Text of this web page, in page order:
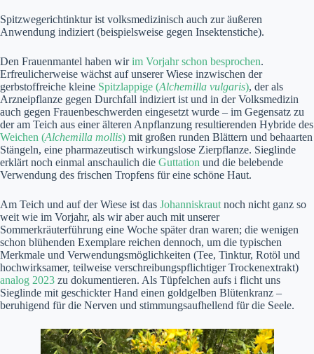
Spitzwegerichtinktur ist volksmedizinisch auch zur äußeren
Anwendung indiziert (beispielsweise gegen Insektenstiche).
Den Frauenmantel haben wirim Vorjahr schon besprochen.
Erfreulicherweise wächst auf unserer Wiese inzwischen der
gerbstoffreiche kleine Spitzlappige (Alchemilla vulgaris), der als
Arzneipflanze gegen Durchfall indiziert ist und in der Volksmedizin
auch gegen Frauenbeschwerden eingesetzt wurde – im Gegensatz zu
der am Teich aus einer älteren Anpflanzung resultierenden Hybride des
Weichen (Alchemilla mollis) mit großen runden Blättern und behaarten
Stängeln, eine pharmazeutisch wirkungslose Zierpflanze. Sieglinde
erklärt noch einmal anschaulich die Guttation und die belebende
Verwendung des frischen Tropfens für eine schöne Haut.
Am Teich und auf der Wiese ist das Johanniskraut noch nicht ganz so
weit wie im Vorjahr, als wir aber auch mit unserer
Sommerkräuterführung eine Woche später dran waren; die wenigen
schon blühenden Exemplare reichen dennoch, um die typischen
Merkmale und Verwendungsmöglichkeiten (Tee, Tinktur, Rotöl und
hochwirksamer, teilweise verschreibungspflichtiger Trockenextrakt)
analog 2023 zu dokumentieren. Als Tüpfelchen aufs i flicht uns
Sieglinde mit geschickter Hand einen goldgelben Blütenkranz –
beruhigend für die Nerven und stimmungsaufhellend für die Seele.